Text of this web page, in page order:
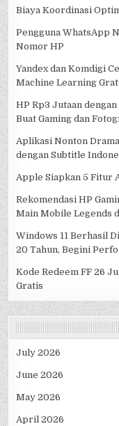
Biaya Koordinasi
Pengguna WhatsApp
Nomor HP
Yandex dan Komdigi
Machine Learning
HP Rp3 Jutaan
Buat Gaming dan
Aplikasi Nonton
dengan Subtitle
Apple Siapkan 5 Fitur
Rekomendasi HP
Main Mobile Legends
Windows 11 Berhasil
20 Tahun, Begini
Kode Redeem FF 26
Gratis
July 2026
June 2026
May 2026
April 2026